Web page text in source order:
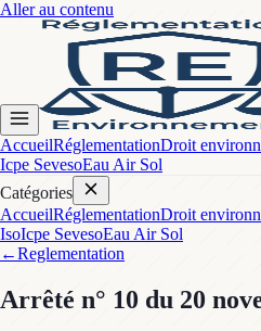
Aller au contenu
AccueilRéglementationDroit
Icpe SevesoEau Air Sol
Catégories
AccueilRéglementationDroit
IsoIcpe SevesoEau Air Sol
←Reglementation
Arrêté n° 10 du 20